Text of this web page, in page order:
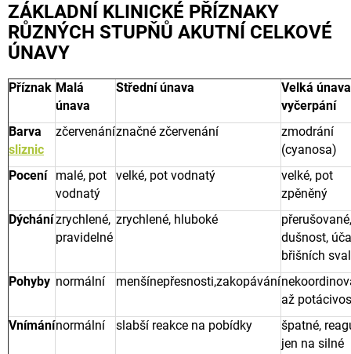
ZÁKLADNÍ KLINICKÉ PŘÍZNAKY
RŮZNÝCH STUPŇŮ AKUTNÍ CELKOVÉ
ÚNAVY
Příznak Malá
únava
Střední únava
Velká
vyčerpání
Barva
sliznic
zčervenáníznačné zčervenání
zmodrání
(cyanosa)
Pocení
malé, pot
vodnatý
velké, pot vodnatý
velké, pot
zpěněný
Dýchánízrychlené,
pravidelné
zrychlené, hluboké
přerušované,
dušnost,
břišních
Pohyby normální menšínepřesnosti,zakopávání
až
Vnímánínormální slabší reakce na pobídky
špatné,
jen na silné